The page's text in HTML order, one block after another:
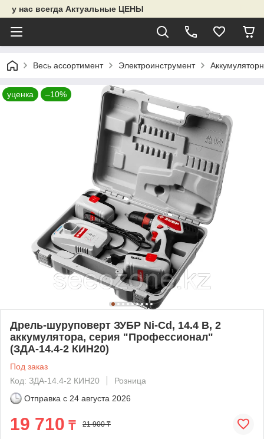
у нас всегда Актуальные ЦЕНЫ
Весь ассортимент Электроинструмент
уценка –10%
Дрель-шуруповерт ЗУБР Ni-Cd, 14.4 В, 2
аккумулятора, серия "Профессионал"
(ЗДА-14.4-2 КИН20)
Под заказ
Код: ЗДА-14.4-2 КИН20
Розница
Отправка с 24 августа 2026
19 710 ₸ 21 900 ₸